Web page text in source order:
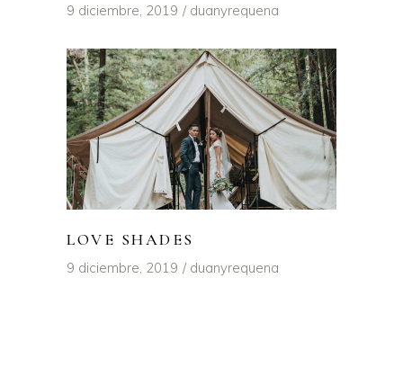
9 diciembre, 2019 duanyrequena
LOVE SHADES
9 diciembre, 2019 duanyrequena